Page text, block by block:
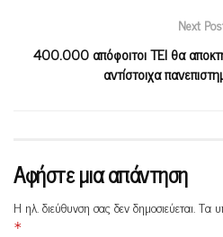
Next
400.000 απόφοιτοι ΤΕΙ θα
αντίστοιχα
Αφήστε μια απάντηση
Η ηλ. διεύθυνση σας δεν δημοσιεύεται.Τα
*